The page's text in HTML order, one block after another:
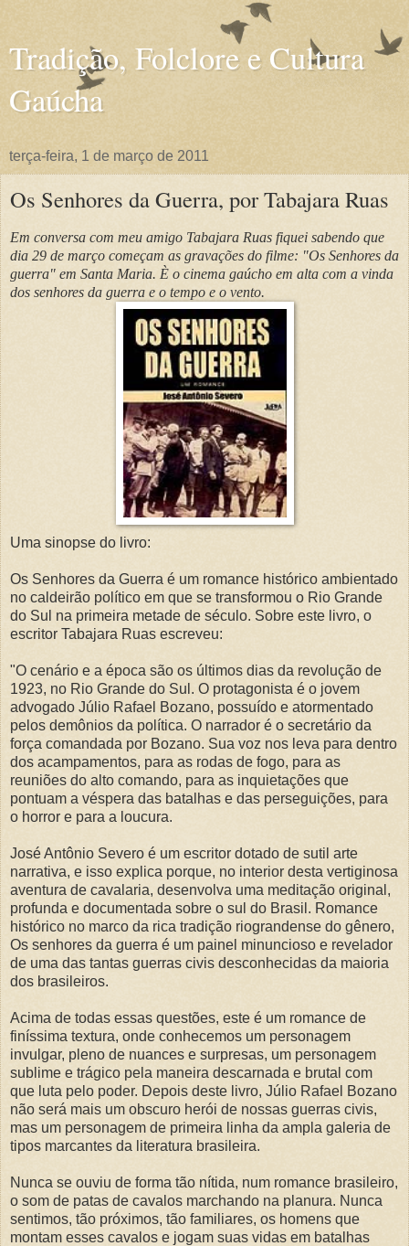
Tradição, Folclore e Cultura
Gaúcha
terça-feira, 1 de março de 2011
Os Senhores da Guerra, por Tabajara Ruas
Em conversa com meu amigo Tabajara Ruas fiquei sabendo que
dia 29 de março começam as gravações do filme: "Os Senhores da
guerra" em Santa Maria. È o cinema gaúcho em alta com a vinda
dos senhores da guerra e o tempo e o vento.
Uma sinopse do livro:
Os Senhores da Guerra é um romance histórico ambientado
no caldeirão político em que se transformou o Rio Grande
do Sul na primeira metade de século. Sobre este livro, o
escritor Tabajara Ruas escreveu:
"O cenário e a época são os últimos dias da revolução de
1923, no Rio Grande do Sul. O protagonista é o jovem
advogado Júlio Rafael Bozano, possuído e atormentado
pelos demônios da política. O narrador é o secretário da
força comandada por Bozano. Sua voz nos leva para dentro
dos acampamentos, para as rodas de fogo, para as
reuniões do alto comando, para as inquietações que
pontuam a véspera das batalhas e das perseguições, para
o horror e para a loucura.
José Antônio Severo é um escritor dotado de sutil arte
narrativa, e isso explica porque, no interior desta vertiginosa
aventura de cavalaria, desenvolva uma meditação original,
profunda e documentada sobre o sul do Brasil. Romance
histórico no marco da rica tradição riograndense do gênero,
Os senhores da guerra é um painel minuncioso e revelador
de uma das tantas guerras civis desconhecidas da maioria
dos brasileiros.
Acima de todas essas questões, este é um romance de
finíssima textura, onde conhecemos um personagem
invulgar, pleno de nuances e surpresas, um personagem
sublime e trágico pela maneira descarnada e brutal com
que luta pelo poder. Depois deste livro, Júlio Rafael Bozano
não será mais um obscuro herói de nossas guerras civis,
mas um personagem de primeira linha da ampla galeria de
tipos marcantes da literatura brasileira.
Nunca se ouviu de forma tão nítida, num romance brasileiro,
o som de patas de cavalos marchando na planura. Nunca
sentimos, tão próximos, tão familiares, os homens que
montam esses cavalos e jogam suas vidas em batalhas